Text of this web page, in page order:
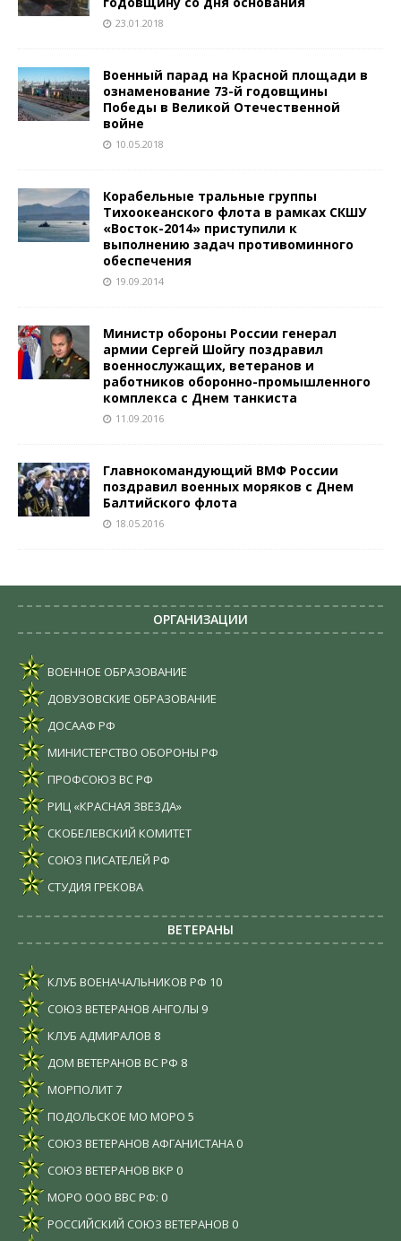
23.01.2018
Военный парад на Красной площади в
ознаменование 73-й годовщины
Победы в Великой Отечественной
войне
10.05.2018
Корабельные тральные группы
Тихоокеанского флота в рамках СКШУ
«Восток-2014» приступили к
выполнению задач противоминного
обеспечения
19.09.2014
Министр обороны России генерал
армии Сергей Шойгу поздравил
военнослужащих, ветеранов и
работников оборонно-промышленного
комплекса с Днем танкиста
11.09.2016
Главнокомандующий ВМФ России
поздравил военных моряков с Днем
Балтийского флота
18.05.2016
ОРГАНИЗАЦИИ
ВОЕННОЕ ОБРАЗОВАНИЕ
ДОВУЗОВСКИЕ ОБРАЗОВАНИЕ
ДОСААФ РФ
МИНИСТЕРСТВО ОБОРОНЫ РФ
ПРОФСОЮЗ ВС РФ
РИЦ «КРАСНАЯ ЗВЕЗДА»
СКОБЕЛЕВСКИЙ КОМИТЕТ
СОЮЗ ПИСАТЕЛЕЙ РФ
СТУДИЯ ГРЕКОВА
ВЕТЕРАНЫ
КЛУБ ВОЕНАЧАЛЬНИКОВ РФ 10
СОЮЗ ВЕТЕРАНОВ АНГОЛЫ 9
КЛУБ АДМИРАЛОВ 8
ДОМ ВЕТЕРАНОВ ВС РФ 8
МОРПОЛИТ7
ПОДОЛЬСКОЕ МО МОРО 5
СОЮЗ ВЕТЕРАНОВ АФГАНИСТАНА 0
СОЮЗ ВЕТЕРАНОВ ВКР 0
МОРО ООО ВВС РФ: 0
РОССИЙСКИЙ СОЮЗ ВЕТЕРАНОВ 0